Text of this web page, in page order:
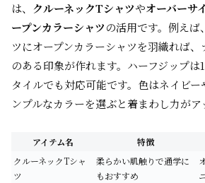
は、 クルーネックTシャツやオーバーサ
ープンカラーシャツの活用です。例え
ツにオープンカラーシャツを羽織れば
のある印象が作れます。ハーフジップは
タイルでも対応可能です。色はネイビ
ンプルなカラーを選ぶと着まわし力がア
アイテム名 特徴
クルーネックTシャ
ツ
柔らかい肌触りで通学に
もおすすめ